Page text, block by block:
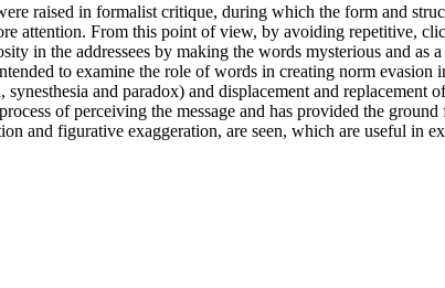
raised in formalist critique, during which the form and
attention. From this point of view, by avoiding repetitive,
in the addressees by making the words mysterious and as
to examine the role of words in creating norm evasion
and paradox) and displacement and replacement
of perceiving the message and has provided the
and figurative exaggeration, are seen, which are useful in